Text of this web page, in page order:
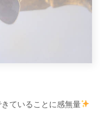
ていることに感無量